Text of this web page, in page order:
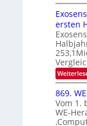
ersten
869.
Vom 1.
WE-